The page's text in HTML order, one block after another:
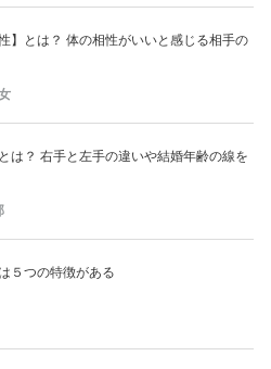
】とは？ 体の相性がいいと感じる相手の
は？ 右手と左手の違いや結婚年齢の線を
５つの特徴がある